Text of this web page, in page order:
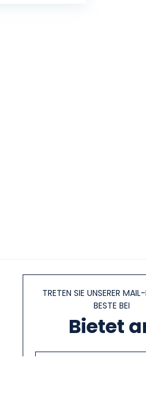
TRETEN SIE UNSERER
BESTE BEI
Bietet